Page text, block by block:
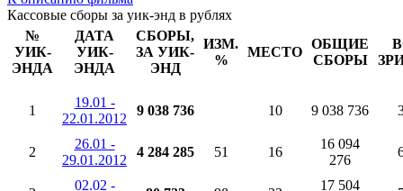
Кассовые сборы за уик-энд в рублях
№
УИК-
ЭНДА
ДАТА
УИК-
ЭНДА
СБОРЫ,
ЗА УИК-
ЭНД
ИЗМ.
%
МЕСТО
ОБЩИЕ
СБОРЫ
1
19.01 -
22.01.2012
9 038 736 10 9 038 736
2
26.01 -
29.01.2012
4 284 285 51 16
16 094
276
02.02 - 17 504